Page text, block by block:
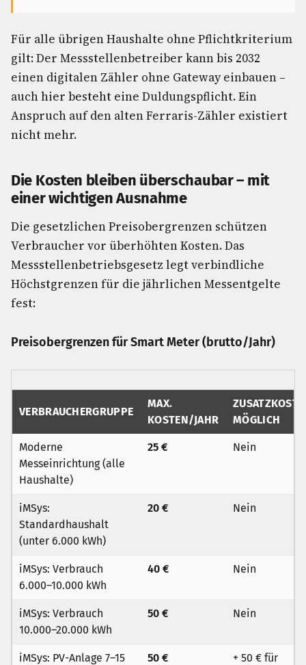
Für alle übrigen Haushalte ohne Pflichtkriterium
gilt: Der Messstellenbetreiber kann bis 2032
einen digitalen Zähler ohne Gateway einbauen –
auch hier besteht eine Duldungspflicht. Ein
Anspruch auf den alten Ferraris-Zähler existiert
nicht mehr.
Die Kosten bleiben überschaubar – mit
einer wichtigen Ausnahme
Die gesetzlichen Preisobergrenzen schützen
Verbraucher vor überhöhten Kosten. Das
Messstellenbetriebsgesetz legt verbindliche
Höchstgrenzen für die jährlichen Messentgelte
fest:
Preisobergrenzen für Smart Meter (brutto/Jahr)
VERBRAUCHERGRUPPE
MAX.
KOSTEN/JAHR
MÖGLICH
Moderne
Messeinrichtung (alle
Haushalte)
25 € Nein
iMSys:
Standardhaushalt
(unter 6.000 kWh)
20 € Nein
iMSys: Verbrauch
6.000–10.000 kWh
40 € Nein
iMSys: Verbrauch
10.000–20.000 kWh
50 € Nein
iMSys: PV-Anlage 7–15 50 € + 50 € für